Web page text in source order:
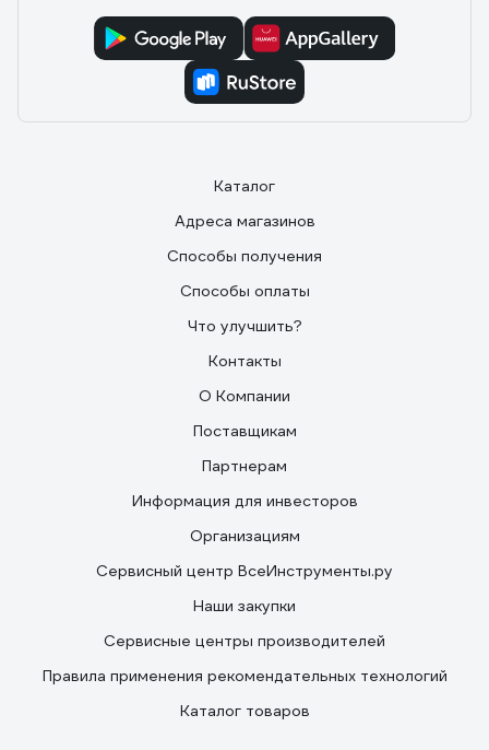
Каталог
Адреса магазинов
Способы получения
Способы оплаты
Что улучшить?
Контакты
О Компании
Поставщикам
Партнерам
Информация для инвесторов
Организациям
Сервисный центр ВсеИнструменты.ру
Наши закупки
Сервисные центры производителей
Правила применения рекомендательных технологий
Каталог товаров